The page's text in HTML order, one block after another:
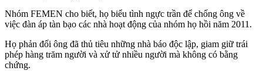
Nhóm FEMEN cho biết, họ biểu tình ngực trần để chống ông về
việc đàn áp tàn bạo các nhà hoạt động của nhóm họ hồi năm 2011.
Họ phản đối ông đã thủ tiêu những nhà báo độc lập, giam giữ trái
phép hàng trăm người và xử tử nhiều người mà không có bằng
chứng.